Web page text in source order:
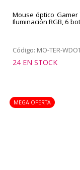
Mouse óptico Gamer
Iluminación RGB, 6
Código: MO-TER-
24 EN STOCK
MEGA OFERTA